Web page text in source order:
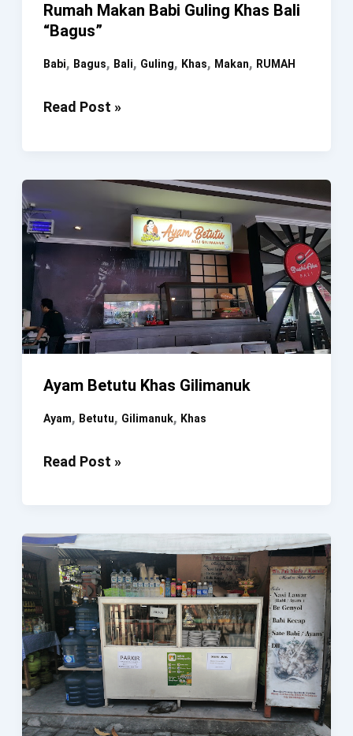
Rumah Makan Babi Guling Khas Bali
“Bagus”
Babi, Bagus, Bali, Guling, Khas, Makan, RUMAH
Rumah
Bali
“Bagus”
Read Post »
Ayam Betutu Khas Gilimanuk
Ayam, Betutu, Gilimanuk, Khas
Ayam
Read Post »